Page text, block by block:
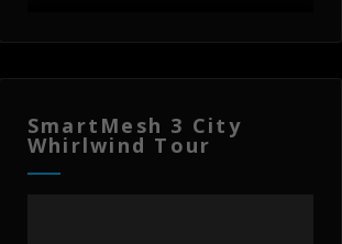
SmartMesh 3 City
Whirlwind Tour